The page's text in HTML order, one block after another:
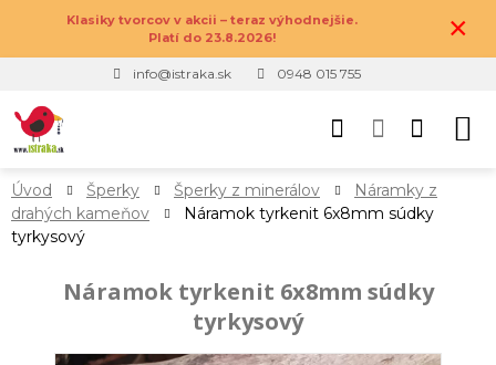
Klasiky tvorcov v akcii – teraz výhodnejšie.
Platí do 23.8.2026!
×
info@istraka.sk 0948 015 755
Úvod Šperky Šperky z minerálov
Náramky z
drahých kameňov
Náramok tyrkenit 6x8mm súdky
tyrkysový
Náramok tyrkenit 6x8mm súdky
tyrkysový